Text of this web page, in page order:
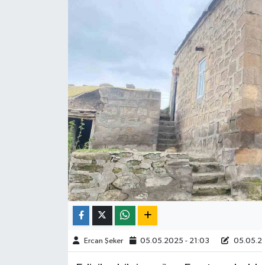
Ercan Şeker 05.05.2025 - 21:03
RESMİ İLANLAR
KÜLTÜR
TURİZM
MAGAZİN